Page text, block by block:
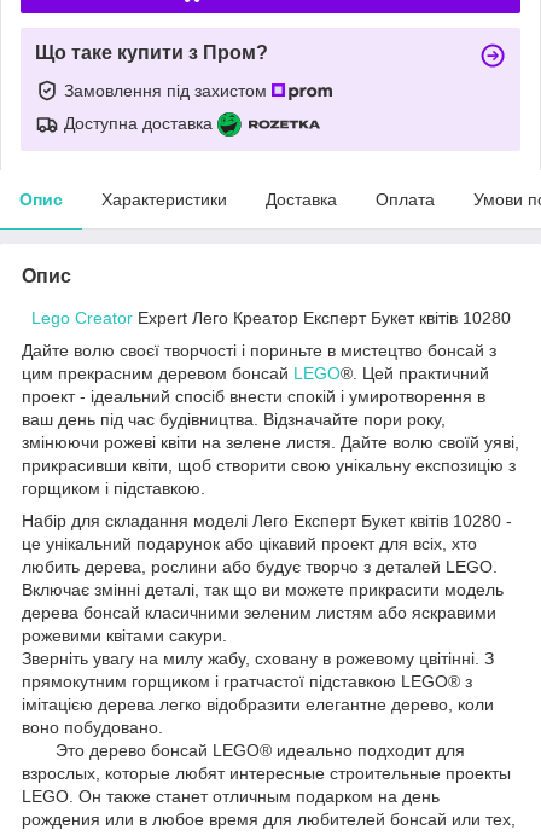
Що таке купити з Пром?
Замовлення під захистом
Доступна доставка
Опис Характеристики Доставка Оплата Умови
Опис
Lego CreatorExpert Лего Креатор Експерт Букет квітів 10280
Дайте волю своєї творчості і пориньте в мистецтво бонсай з
цим прекрасним деревом бонсай LEGO®. Цей практичний
проект - ідеальний спосіб внести спокій і умиротворення в
ваш день під час будівництва. Відзначайте пори року,
змінюючи рожеві квіти на зелене листя. Дайте волю своїй уяві,
прикрасивши квіти, щоб створити свою унікальну експозицію з
горщиком і підставкою.
Набір для складання моделі Лего Експерт Букет квітів 10280 -
це унікальний подарунок або цікавий проект для всіх, хто
любить дерева, рослини або будує творчо з деталей LEGO.
Включає змінні деталі, так що ви можете прикрасити модель
дерева бонсай класичними зеленим листям або яскравими
рожевими квітами сакури.
Зверніть увагу на милу жабу, сховану в рожевому цвітінні. З
прямокутним горщиком і гратчастої підставкою LEGO® з
імітацією дерева легко відобразити елегантне дерево, коли
воно побудовано.
Это дерево бонсай LEGO® идеально подходит для
взрослых, которые любят интересные строительные проекты
LEGO. Он также станет отличным подарком на день
рождения или в любое время для любителей бонсай или тех,